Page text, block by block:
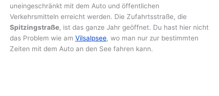
uneingeschränkt mit dem Auto und öffentlichen
Verkehrsmitteln erreicht werden. Die Zufahrtsstraße, die
Spitzingstraße, ist das ganze Jahr geöffnet. Du hast hier nicht
das Problem wie am Vilsalpsee, wo man nur zur bestimmten
Zeiten mit dem Auto an den See fahren kann.